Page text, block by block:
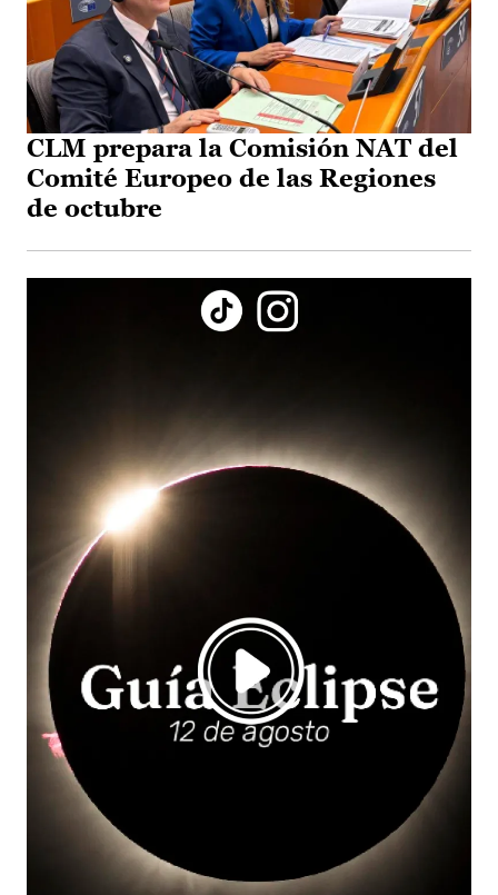
CLM prepara la Comisión NAT del
Comité Europeo de las Regiones
de octubre